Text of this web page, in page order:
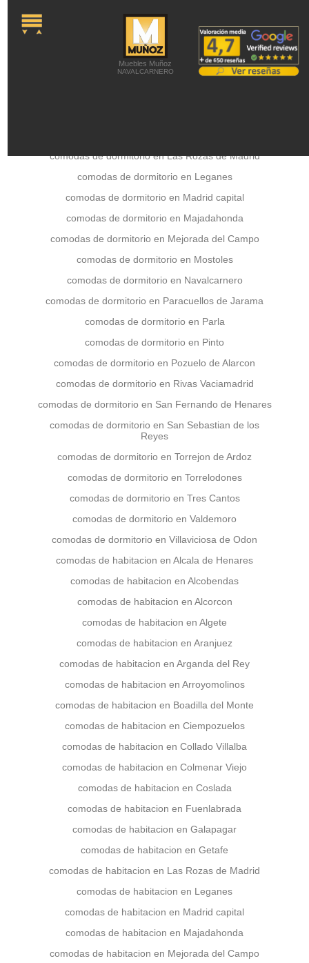
Colchones - Colchones Viscoelásticos -Colchones látex -
Colchones Juveniles -
Canapés abatibles -
Almohadas - Latiendadecolchones
Muebles Muñoz
NAVALCARNERO
comodas de dormitorio en Las Rozas de Madrid
comodas de dormitorio en Leganes
comodas de dormitorio en Madrid capital
comodas de dormitorio en Majadahonda
comodas de dormitorio en Mejorada del Campo
comodas de dormitorio en Mostoles
comodas de dormitorio en Navalcarnero
comodas de dormitorio en Paracuellos de Jarama
comodas de dormitorio en Parla
comodas de dormitorio en Pinto
comodas de dormitorio en Pozuelo de Alarcon
comodas de dormitorio en Rivas Vaciamadrid
comodas de dormitorio en San Fernando de Henares
comodas de dormitorio en San Sebastian de los
Reyes
comodas de dormitorio en Torrejon de Ardoz
comodas de dormitorio en Torrelodones
comodas de dormitorio en Tres Cantos
comodas de dormitorio en Valdemoro
comodas de dormitorio en Villaviciosa de Odon
comodas de habitacion en Alcala de Henares
comodas de habitacion en Alcobendas
comodas de habitacion en Alcorcon
comodas de habitacion en Algete
comodas de habitacion en Aranjuez
comodas de habitacion en Arganda del Rey
comodas de habitacion en Arroyomolinos
comodas de habitacion en Boadilla del Monte
comodas de habitacion en Ciempozuelos
comodas de habitacion en Collado Villalba
comodas de habitacion en Colmenar Viejo
comodas de habitacion en Coslada
comodas de habitacion en Fuenlabrada
comodas de habitacion en Galapagar
comodas de habitacion en Getafe
comodas de habitacion en Las Rozas de Madrid
comodas de habitacion en Leganes
comodas de habitacion en Madrid capital
comodas de habitacion en Majadahonda
comodas de habitacion en Mejorada del Campo